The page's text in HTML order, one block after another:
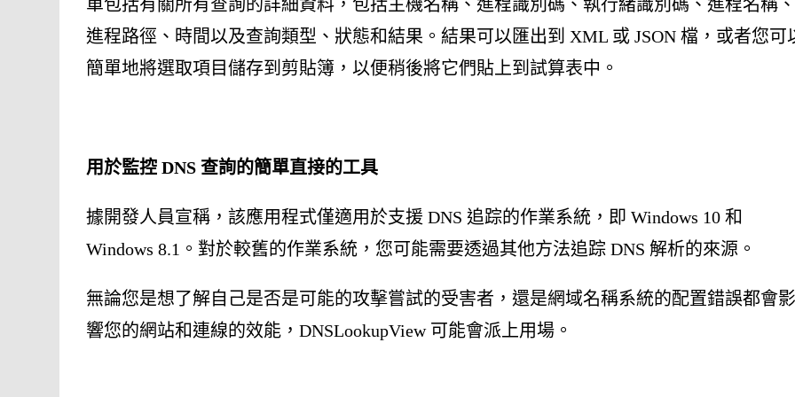
單包括有關所有查詢的詳細資料，包括主機名稱、進程識別碼、執行緒識別碼、進程名稱、
進程路徑、時間以及查詢類型、狀態和結果。結果可以匯出到 XML 或 JSON 檔，或者您可
簡單地將選取項目儲存到剪貼簿，以便稍後將它們貼上到試算表中。
用於監控 DNS 查詢的簡單直接的工具
據開發人員宣稱，該應用程式僅適用於支援 DNS 追踪的作業系統，即 Windows 10 和
Windows 8.1。對於較舊的作業系統，您可能需要透過其他方法追踪 DNS 解析的來源。
無論您是想了解自己是否是可能的攻擊嘗試的受害者，還是網域名稱系統的配置錯誤都會影
響您的網站和連線的效能，DNSLookupView 可能會派上用場。